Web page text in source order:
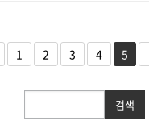
1 2 3 4 5
검색